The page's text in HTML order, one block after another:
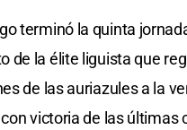
terminó la quinta
de la élite liguista que
de las auriazules a la
victoria de las últimas